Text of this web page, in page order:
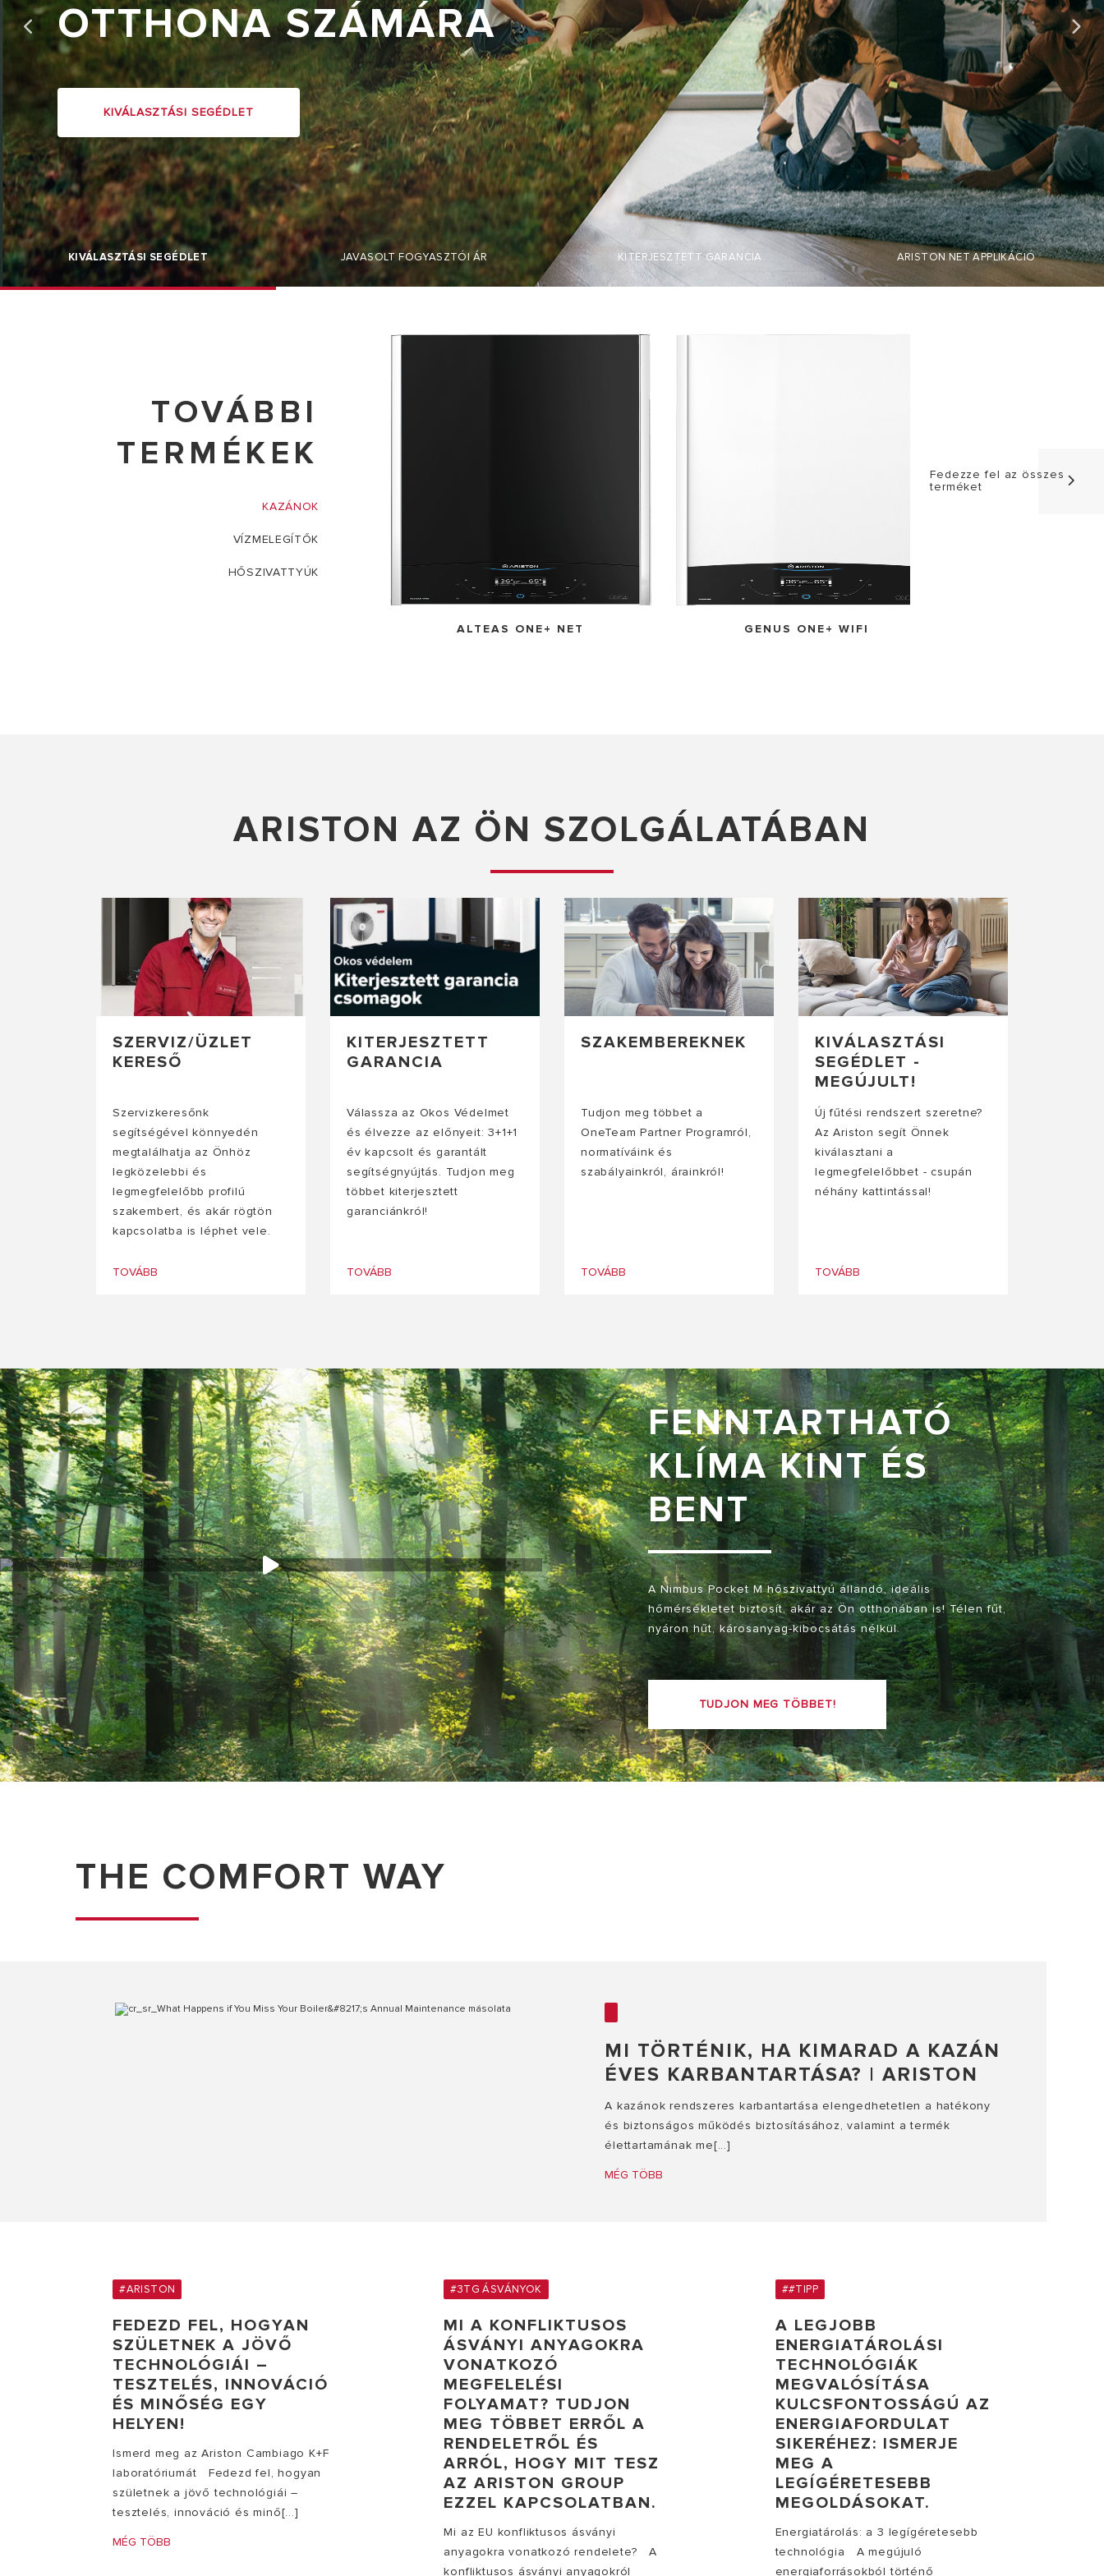
LÁTOGATÁS
MINDEN TÍPUS KAZÁNOK
OTTHONA SZÁMÁRA
KIVÁLASZTÁSI SEGÉDLET
KIVÁLASZTÁSI SEGÉDLET JAVASOLT FOGYASZTÓI ÁR KITERJESZTETT GARANCIA ARISTON NET APPLIKÁCIÓ
TOVÁBBI
TERMÉKEK
KAZÁNOK
VÍZMELEGÍTŐK
HŐSZIVATTYÚK
ALTEAS ONE+ NET GENUS ONE+ WIFI
Fedezze fel az összes
terméket
ARISTON AZ ÖN SZOLGÁLATÁBAN
SZERVIZ/ÜZLET
KERESŐ
Szervizkeresőnk
segítségével könnyedén
megtalálhatja az Önhöz
legközelebbi és
legmegfelelőbb profilú
szakembert, és akár rögtön
kapcsolatba is léphet vele.
TOVÁBB
KITERJESZTETT
GARANCIA
Válassza az Okos Védelmet
és élvezze az előnyeit: 3+1+1
év kapcsolt és garantált
segítségnyújtás. Tudjon meg
többet kiterjesztett
garanciánkról!
TOVÁBB
SZAKEMBEREKNEK
Tudjon meg többet a
OneTeam Partner Programról,
normatíváink és
szabályainkról, árainkról!
TOVÁBB
KIVÁLASZTÁSI
SEGÉDLET -
MEGÚJULT!
Új fűtési rendszert szeretne?
Az Ariston segít Önnek
kiválasztani a
legmegfelelőbbet - csupán
néhány kattintással!
TOVÁBB
FENNTARTHATÓ
KLÍMA KINT ÉS
BENT
A Nimbus Pocket M hőszivattyú állandó, ideális
hőmérsékletet biztosít, akár az Ön otthonában is! Télen fűt,
nyáron hűt, károsanyag-kibocsátás nélkül.
TUDJON MEG TÖBBET!
THE COMFORT WAY
MI TÖRTÉNIK, HA KIMARAD A KAZÁN
ÉVES KARBANTARTÁSA? | ARISTON
A kazánok rendszeres karbantartása elengedhetetlen a hatékony
és biztonságos működés biztosításához, valamint a termék
élettartamának me[...]
MÉG TÖBB
#ARISTON
FEDEZD FEL, HOGYAN
SZÜLETNEK A JÖVŐ
TECHNOLÓGIÁI –
TESZTELÉS, INNOVÁCIÓ
ÉS MINŐSÉG EGY
HELYEN!
Ismerd meg az Ariston Cambiago K+F
laboratóriumát Fedezd fel, hogyan
születnek a jövő technológiái –
tesztelés, innováció és minő[...]
MÉG TÖBB
#3TG ÁSVÁNYOK
MI A KONFLIKTUSOS
ÁSVÁNYI ANYAGOKRA
VONATKOZÓ
MEGFELELÉSI
FOLYAMAT? TUDJON
MEG TÖBBET ERRŐL A
RENDELETRŐL ÉS
ARRÓL, HOGY MIT TESZ
AZ ARISTON GROUP
EZZEL KAPCSOLATBAN.
Mi az EU konfliktusos ásványi
anyagokra vonatkozó rendelete? A
konfliktusos ásványi anyagokról
##TIPP
A LEGJOBB
ENERGIATÁROLÁSI
TECHNOLÓGIÁK
MEGVALÓSÍTÁSA
KULCSFONTOSSÁGÚ AZ
ENERGIAFORDULAT
SIKERÉHEZ: ISMERJE
MEG A
LEGÍGÉRETESEBB
MEGOLDÁSOKAT.
Energiatárolás: a 3 legígéretesebb
technológia A megújuló
energiaforrásokból történő